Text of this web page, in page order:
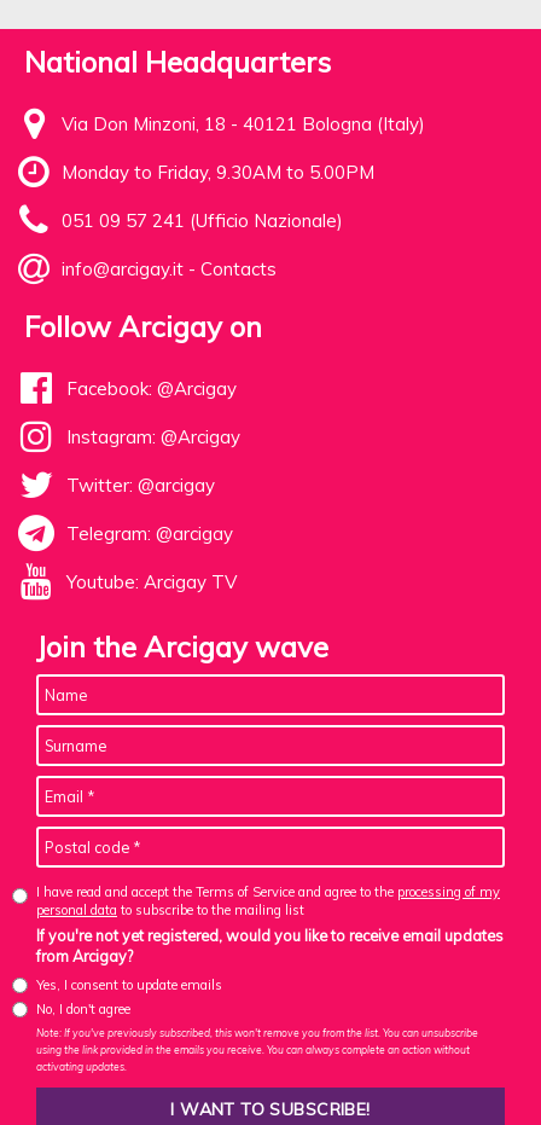
National Headquarters
Via Don Minzoni, 18 - 40121 Bologna (Italy)
Monday to Friday, 9.30AM to 5.00PM
051 09 57 241 (Ufficio Nazionale)
info@arcigay.it - Contacts
Follow Arcigay on
Facebook: @Arcigay
Instagram: @Arcigay
Twitter: @arcigay
Telegram: @arcigay
Youtube: Arcigay TV
Join the Arcigay wave
I have read and accept the Terms of Service and agree to the processing of my
personal data to subscribe to the mailing list
If you're not yet registered, would you like to receive email updates
from Arcigay?
Yes, I consent to update emails
No, I don't agree
Note: If you've previously subscribed, this won't remove you from the list. You can unsubscribe
using the link provided in the emails you receive. You can always complete an action without
activating updates.